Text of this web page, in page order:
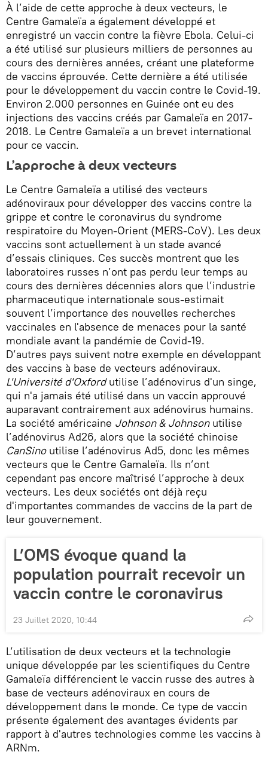
À l’aide de cette approche à deux vecteurs, le
Centre Gamaleïa a également développé et
enregistré un vaccin contre la fièvre Ebola. Celui-ci
a été utilisé sur plusieurs milliers de personnes au
cours des dernières années, créant une plateforme
de vaccins éprouvée. Cette dernière a été utilisée
pour le développement du vaccin contre le Covid-19.
Environ 2.000 personnes en Guinée ont eu des
injections des vaccins créés par Gamaleïa en 2017-
2018. Le Centre Gamaleïa a un brevet international
pour ce vaccin.
L’approche à deux vecteurs
Le Centre Gamaleïa a utilisé des vecteurs
adénoviraux pour développer des vaccins contre la
grippe et contre le coronavirus du syndrome
respiratoire du Moyen-Orient (MERS-CoV). Les deux
vaccins sont actuellement à un stade avancé
d’essais cliniques. Ces succès montrent que les
laboratoires russes n’ont pas perdu leur temps au
cours des dernières décennies alors que l’industrie
pharmaceutique internationale sous-estimait
souvent l’importance des nouvelles recherches
vaccinales en l'absence de menaces pour la santé
mondiale avant la pandémie de Covid-19.
D’autres pays suivent notre exemple en développant
des vaccins à base de vecteurs adénoviraux.
L'Université d'Oxfordutilise l’adénovirus d'un singe,
qui n'a jamais été utilisé dans un vaccin approuvé
auparavant contrairement aux adénovirus humains.
La société américaine Johnson & Johnsonutilise
l’adénovirus Ad26, alors que la société chinoise
CanSinoutilise l’adénovirus Ad5, donc les mêmes
vecteurs que le Centre Gamaleïa. Ils n’ont
cependant pas encore maîtrisé l’approche à deux
vecteurs. Les deux sociétés ont déjà reçu
d'importantes commandes de vaccins de la part de
leur gouvernement.
L’OMS évoque quand la
population pourrait recevoir un
vaccin contre le coronavirus
23 Juillet 2020, 10:44
L’utilisation de deux vecteurs et la technologie
unique développée par les scientifiques du Centre
Gamaleïa différencient le vaccin russe des autres à
base de vecteurs adénoviraux en cours de
développement dans le monde. Ce type de vaccin
présente également des avantages évidents par
rapport à d'autres technologies comme les vaccins à
ARNm.